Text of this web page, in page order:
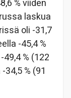
% viiden
laskua
oli -31,7
-45,4 %
% (122
34,5 % (91